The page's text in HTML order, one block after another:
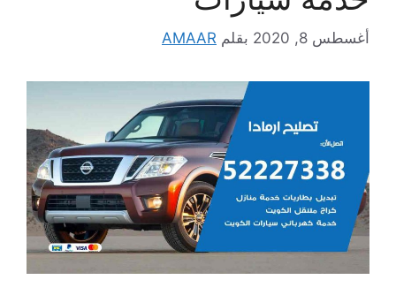
أغسطس 8, 2020 بقلم AMAAR